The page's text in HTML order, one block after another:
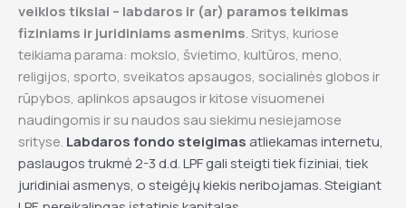
veiklos tikslai – labdaros ir (ar) paramos teikimas
fiziniams ir juridiniams asmenims. Sritys, kuriose
teikiama parama: mokslo, švietimo, kultūros, meno,
religijos, sporto, sveikatos apsaugos, socialinės globos ir
rūpybos, aplinkos apsaugos ir kitose visuomenei
naudingomis ir su naudos sau siekimu nesiejamose
srityse. Labdaros fondo steigimas atliekamas internetu,
paslaugos trukmė 2-3 d.d. LPF gali steigti tiek fiziniai, tiek
juridiniai asmenys, o steigėjų kiekis neribojamas. Steigiant